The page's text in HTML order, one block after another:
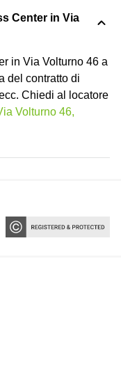
Center in Via
in Via Volturno 46 a
del contratto di
Chiedi al locatore
Volturno 46,